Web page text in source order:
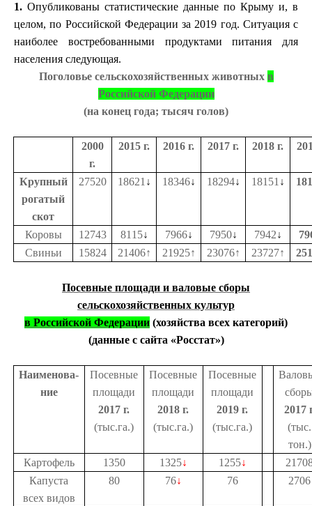
1. Опубликованы статистические данные по Крыму и, в
целом, по Российской Федерации за 2019 год. Ситуация с
наиболее востребованными продуктами питания для
населения следующая.
Поголовье сельскохозяйственных животных в
Российской Федерации
(на конец года; тысяч голов)
2000
г.
2015 г. 2016 г. 2017 г. 2018 г.
Крупный
рогатый
скот
27520 18621 ↓ 18346↓ 18294↓ 18151 ↓
Коровы 12743 8115↓ 7966↓ 7950↓ 7942↓
Свиньи
15824 21406↑ 21925↑ 23076↑ 23727↑
Посевные площади и валовые сборы
сельскохозяйственных культур
в Российской Федерации (хозяйства всех категорий)
(данные с сайта «Росстат»)
Наименова-
ние
Посевные
площади
2017 г.
(тыс.га.)
Посевные
площади
2018 г.
(тыс.га.)
Посевные
площади
2019 г.
(тыс.га.)
2017
(тыс.
тон.)
Картофель
1350 1325↓ 1255↓
Капуста
всех видов
80 76↓ 76 2706